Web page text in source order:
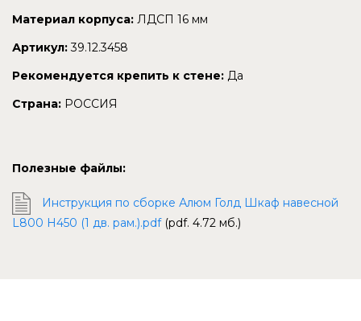
Материал корпуса: ЛДСП 16 мм
Артикул: 39.12.3458
Рекомендуется крепить к стене: Да
Страна: РОССИЯ
Полезные файлы:
Инструкция по сборке Алюм Голд Шкаф навесной
L800 Н450 (1 дв. рам.).pdf (pdf. 4.72 мб.)